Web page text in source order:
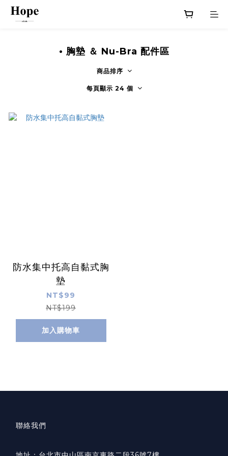
• 胸墊 ＆ Nu-Bra 配件區
商品排序
每頁顯示 24 個
防水集中托高自黏式胸
墊
NT$99
NT$199
加入購物車
聯絡我們